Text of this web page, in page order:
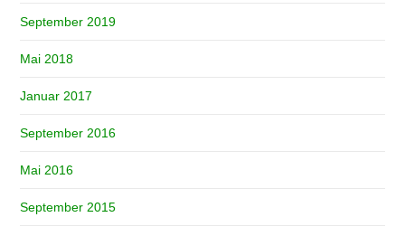
September 2019
Mai 2018
Januar 2017
September 2016
Mai 2016
September 2015